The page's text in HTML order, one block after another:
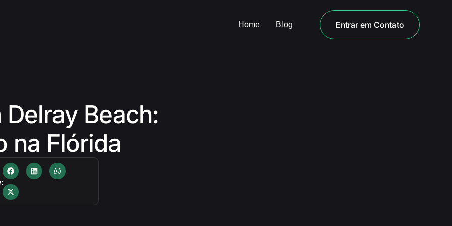
Home Blog Entrar em Contato
Beach:
na Flórida